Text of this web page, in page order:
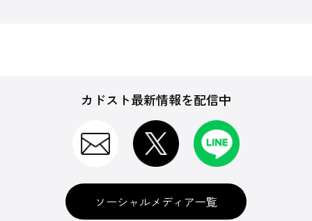
カドスト最新情報を配信中
ソーシャルメディア一覧